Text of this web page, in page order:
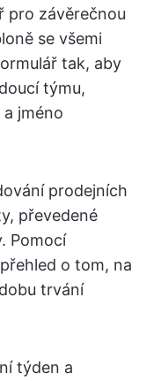
pro závěrečnou
se všemi
tak, aby
týmu,
jméno
prodejních
převedené
Pomocí
o tom, na
trvání
týden a